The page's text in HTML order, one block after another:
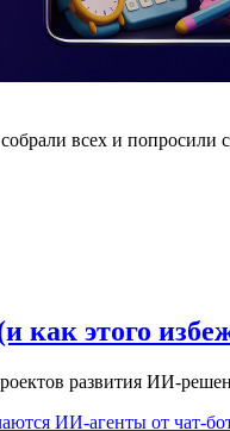
всех и попросили
как этого
развития ИИ-
ИИ-агенты от чат-